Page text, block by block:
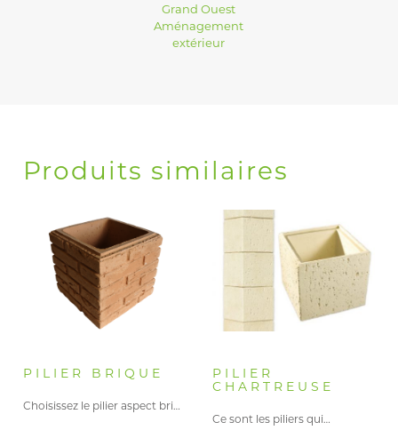
Grand Ouest
Aménagement
extérieur
Produits similaires
PILIER BRIQUE
Choisissez le pilier aspect brique…
PILIER
CHARTREUSE
Ce sont les piliers qui…